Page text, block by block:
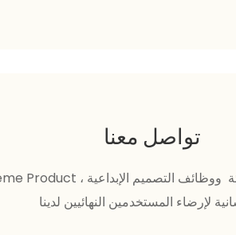
تواصل معنا